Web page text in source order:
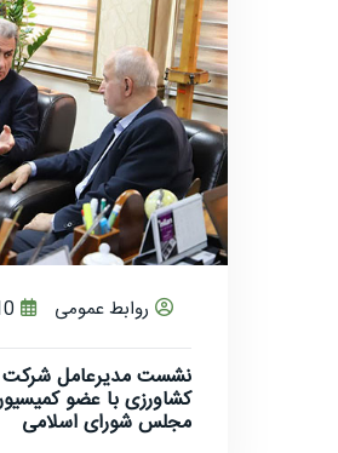
روابط عمومی
نشست مدیرعامل
کشاورزی با عضو
مجلس شورای اسلامی